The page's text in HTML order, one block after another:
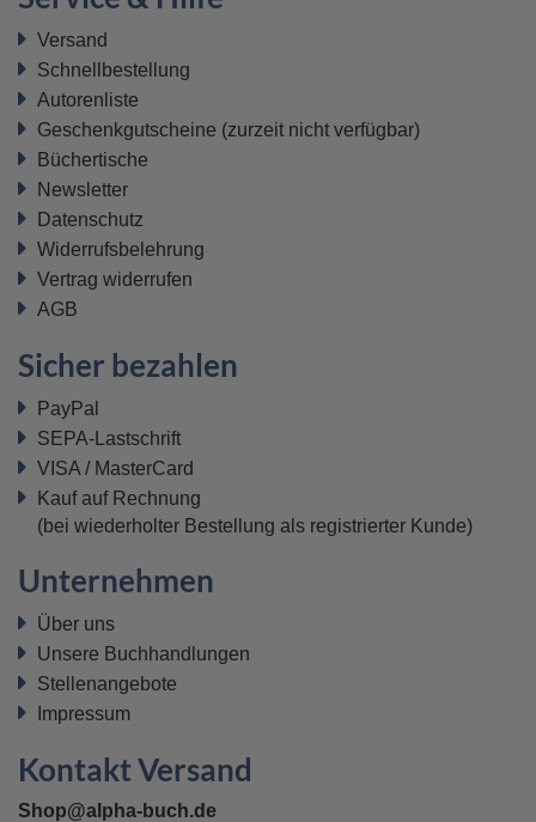
Versand
Schnellbestellung
Autorenliste
Geschenkgutscheine (zurzeit nicht verfügbar)
Büchertische
Newsletter
Datenschutz
Widerrufsbelehrung
Vertrag widerrufen
AGB
Sicher bezahlen
PayPal
SEPA-Lastschrift
VISA / MasterCard
Kauf auf Rechnung
(bei wiederholter Bestellung als registrierter Kunde)
Unternehmen
Über uns
Unsere Buchhandlungen
Stellenangebote
Impressum
Kontakt Versand
Shop@alpha-buch.de